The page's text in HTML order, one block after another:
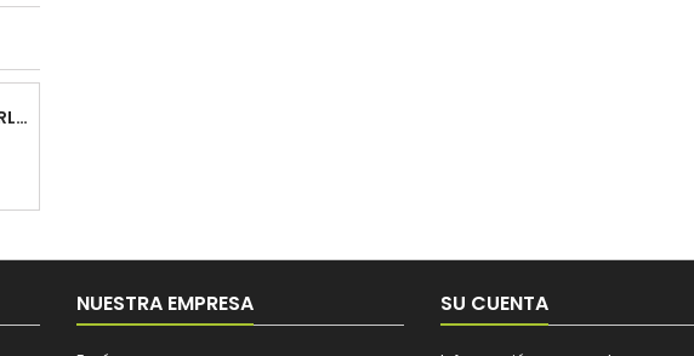
EVAPORATIVO GARLAND COOL 1530
NUESTRA EMPRESA SU CUENTA